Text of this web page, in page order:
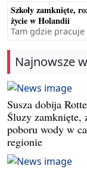
Szkoły zamknięte,
życie w Holandii
Tam gdzie
Najnowsze
Susza dobija
Śluzy zamknięte,
poboru wody w
regionie